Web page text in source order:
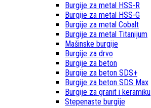
Burgije za metal HSS-R
Burgije za metal HSS-G
Burgije za metal Cobalt
Burgije za metal Titanijum
Mašinske burgije
Burgije za drvo
Burgije za beton
Burgije za beton SDS+
Burgije za beton SDS Max
Burgije za granit i keramiku
Stepenaste burgije